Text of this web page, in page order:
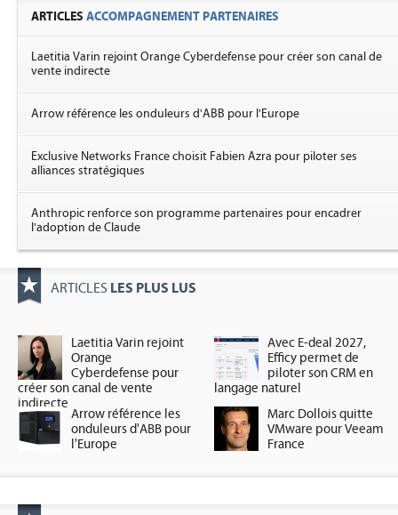
ARTICLES ACCOMPAGNEMENT PARTENAIRES
Laetitia Varin rejoint Orange Cyberdefense pour créer son canal de
vente indirecte
Arrow référence les onduleurs d'ABB pour l'Europe
Exclusive Networks France choisit Fabien Azra pour piloter ses
alliances stratégiques
Anthropic renforce son programme partenaires pour encadrer
l'adoption de Claude
ARTICLES LES PLUS LUS
Laetitia Varin rejoint
Orange
Cyberdefense pour
créer son canal de vente
indirecte
Avec E-deal 2027,
Efficy permet de
piloter son CRM en
langage naturel
Arrow référence les
onduleurs d'ABB pour
l'Europe
Marc Dollois quitte
VMware pour Veeam
France